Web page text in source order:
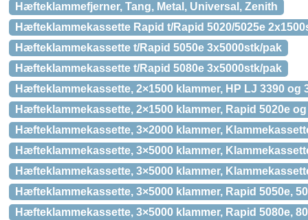
Hæfteklammefjerner, Tang, Metal, Universal, Zenith
Hæfteklammekassette Rapid t/Rapid 5020/5025e
Hæfteklammekassette t/Rapid 5050e 3x5000stk/pak
Hæfteklammekassette t/Rapid 5080e 3x5000stk/pak
Hæfteklammekassette, 2×1500 klammer, HP LJ 3390 og
Hæfteklammekassette, 2×1500 klammer, Rapid 5020e
Hæfteklammekassette, 3×2000 klammer,
Hæfteklammekassette, 3×5000 klammer,
Hæfteklammekassette, 3×5000 klammer,
Hæfteklammekassette, 3×5000 klammer, Rapid 5050e,
Hæfteklammekassette, 3×5000 klammer, Rapid 5080e,